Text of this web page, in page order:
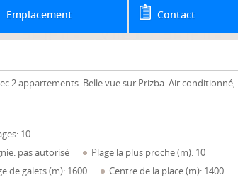
Emplacement Contact
2 appartements. Belle vue sur Prizba. Air conditionné,
10
pas autorisé
Plage la plus proche (m): 10
de galets (m): 1600
Centre de la place (m): 1400